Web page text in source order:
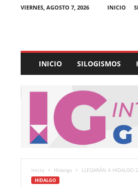
VIERNES, AGOSTO 7, 2026 INICIO
p
e
U
INICIO SILOGISMOS
Inicio Hidalgo LLEGARÁN A HIDALGO
HIDALGO